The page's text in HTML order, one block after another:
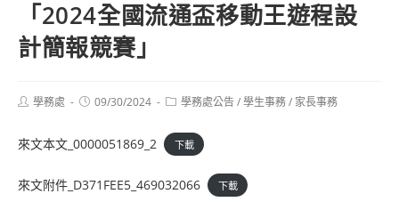
「2024全國流通盃移動王遊程設
計簡報競賽」
Post學務處
Post09/30/2024
Post學務處公告/學生事務/ 家長事務
來文本文_0000051869_2 下載
來文附件_D371FEE5_469032066 下載